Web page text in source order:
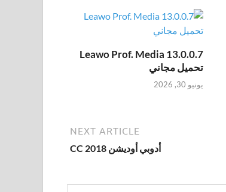
Leawo Prof. Media 13.0.0.7
تحميل مجاني
يونيو 30, 2026
NEXT ARTICLE
أدوبي أوديشن CC 2018